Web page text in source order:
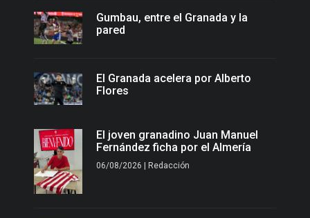
Gumbau, entre el Granada y la
pared
El Granada acelera por Alberto
Flores
El joven granadino Juan Manuel
Fernández ficha por el Almería
06/08/2026 | Redacción